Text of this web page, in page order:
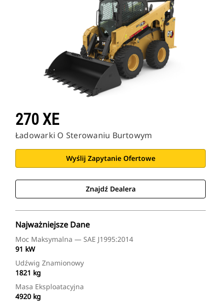
270 XE
Ładowarki O Sterowaniu Burtowym
Wyślij Zapytanie Ofertowe
Znajdź Dealera
Najważniejsze Dane
Moc Maksymalna — SAE J1995:2014
91 kW
Udźwig Znamionowy
1821 kg
Masa Eksploatacyjna
4920 kg